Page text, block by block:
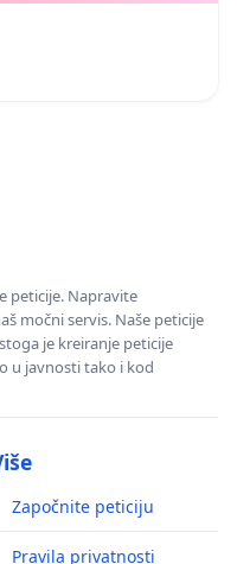
peticije. Napravite
močni servis. Naše peticije
je kreiranje peticije
u javnosti tako i kod
Započnite peticiju
Pravila privatnosti